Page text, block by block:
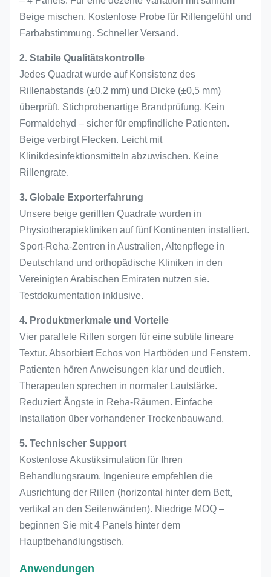
Beige mischen. Kostenlose Probe für Rillengefühl und
Farbabstimmung. Schneller Versand.
2. Stabile Qualitätskontrolle
Jedes Quadrat wurde auf Konsistenz des
Rillenabstands (±0,2 mm) und Dicke (±0,5 mm)
überprüft. Stichprobenartige Brandprüfung. Kein
Formaldehyd – sicher für empfindliche Patienten.
Beige verbirgt Flecken. Leicht mit
Klinikdesinfektionsmitteln abzuwischen. Keine
Rillengrate.
3. Globale Exporterfahrung
Unsere beige gerillten Quadrate wurden in
Physiotherapiekliniken auf fünf Kontinenten installiert.
Sport-Reha-Zentren in Australien, Altenpflege in
Deutschland und orthopädische Kliniken in den
Vereinigten Arabischen Emiraten nutzen sie.
Testdokumentation inklusive.
4. Produktmerkmale und Vorteile
Vier parallele Rillen sorgen für eine subtile lineare
Textur. Absorbiert Echos von Hartböden und Fenstern.
Patienten hören Anweisungen klar und deutlich.
Therapeuten sprechen in normaler Lautstärke.
Reduziert Ängste in Reha-Räumen. Einfache
Installation über vorhandener Trockenbauwand.
5. Technischer Support
Kostenlose Akustiksimulation für Ihren
Behandlungsraum. Ingenieure empfehlen die
Ausrichtung der Rillen (horizontal hinter dem Bett,
vertikal an den Seitenwänden). Niedrige MOQ –
beginnen Sie mit 4 Panels hinter dem
Hauptbehandlungstisch.
Anwendungen